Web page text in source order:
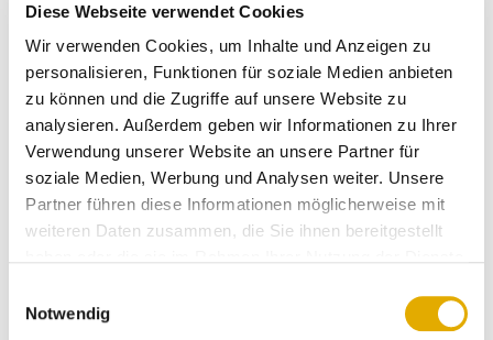
Diese Webseite verwendet Cookies
Wir verwenden Cookies, um Inhalte und Anzeigen zu
personalisieren, Funktionen für soziale Medien anbieten
zu können und die Zugriffe auf unsere Website zu
analysieren. Außerdem geben wir Informationen zu Ihrer
Verwendung unserer Website an unsere Partner für
soziale Medien, Werbung und Analysen weiter. Unsere
Partner führen diese Informationen möglicherweise mit
weiteren Daten zusammen, die Sie ihnen bereitgestellt
Notwendig
Kundenbewertungen
Diese Kundenorientierung und die Atmosphäre des
Möbelhauses spiegelt sich auch in zahlreichen
Bewertungen der Kunden wieder. So auch bei
folgenden Kommentaren: